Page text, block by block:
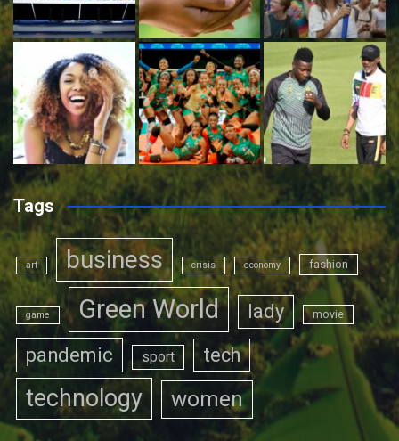
Tags
art business crisis economy fashion
game Green World lady movie
pandemic sport tech
technology women